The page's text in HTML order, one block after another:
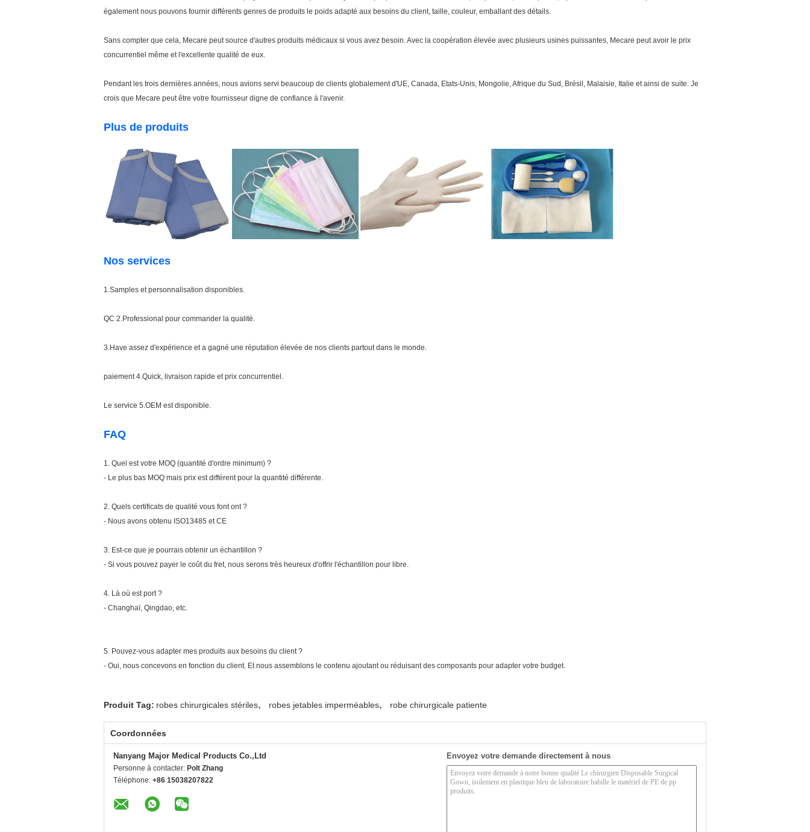
également nous pouvons fournir différents genres de produits le poids adapté aux besoins du client, taille, couleur, emballant des détails.
Sans compter que cela, Mecare peut source d'autres produits médicaux si vous avez besoin. Avec la coopération élevée avec plusieurs usines puissantes, Mecare peut avoir le prix
concurrentiel même et l'excellente qualité de eux.
Pendant les trois dernières années, nous avions servi beaucoup de clients globalement d'UE, Canada, Etats-Unis, Mongolie, Afrique du Sud, Brésil, Malaisie, Italie et ainsi de suite. Je
crois que Mecare peut être votre fournisseur digne de confiance à l'avenir.
Plus de produits
Nos services
1.Samples et personnalisation disponibles.
QC 2.Professional pour commander la qualité.
3.Have assez d'expérience et a gagné une réputation élevée de nos clients partout dans le monde.
paiement 4.Quick, livraison rapide et prix concurrentiel.
Le service 5.OEM est disponible.
FAQ
1. Quel est votre MOQ (quantité d'ordre minimum) ?
- Le plus bas MOQ mais prix est différent pour la quantité différente.
2. Quels certificats de qualité vous font ont ?
- Nous avons obtenu ISO13485 et CE
3. Est-ce que je pourrais obtenir un échantillon ?
- Si vous pouvez payer le coût du fret, nous serons très heureux d'offrir l'échantillon pour libre.
4. Là où est port ?
- Changhaï, Qingdao, etc.
5. Pouvez-vous adapter mes produits aux besoins du client ?
- Oui, nous concevons en fonction du client. Et nous assemblons le contenu ajoutant ou réduisant des composants pour adapter votre budget.
Produit Tag: robes chirurgicales stériles, robes jetables imperméables, robe chirurgicale patiente
Coordonnées
Nanyang Major Medical Products Co.,Ltd
Personne à contacter: Polt Zhang
Téléphone: +86 15038207822
Envoyez votre demande directement à nous